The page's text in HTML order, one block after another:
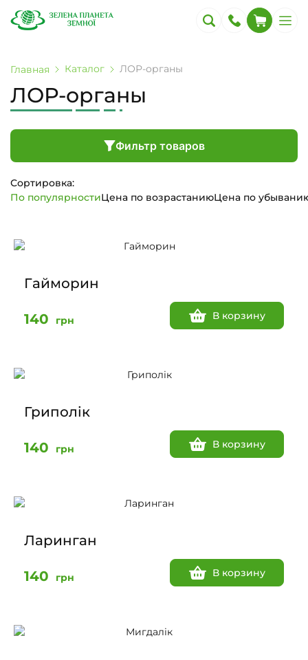
Главная Каталог ЛОР-органы
ЛОР-органы
Фильтр товаров
Сортировка:
По популярностиЦена по возрастаниюЦена по
Гайморин
140 грн В корзину
Гриполік
140 грн В корзину
Ларинган
140 грн В корзину